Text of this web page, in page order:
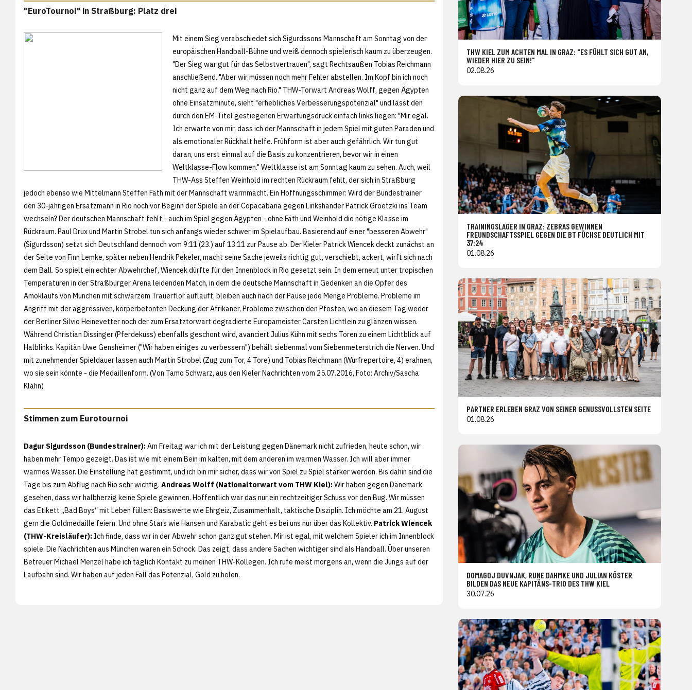
"EuroTournoi" in Straßburg: Platz drei
Mit einem Sieg verabschiedet sich Sigurdssons Mannschaft am Sonntag von der
europäischen Handball-Bühne und weiß dennoch spielerisch kaum zu überzeugen.
"Der Sieg war gut für das Selbstvertrauen", sagt Rechtsaußen Tobias Reichmann
anschließend. "Aber wir müssen noch mehr Fehler abstellen. Im Kopf bin ich noch
nicht ganz auf dem Weg nach Rio." THW-Torwart Andreas Wolff, gegen Ägypten
ohne Einsatzminute, sieht "erhebliches Verbesserungspotenzial" und lässt den
durch den EM-Titel gestiegenen Erwartungsdruck einfach links liegen: "Mir egal.
Ich erwarte von mir, dass ich der Mannschaft in jedem Spiel mit guten Paraden und
als emotionaler Rückhalt helfe. Frühform ist aber auch gefährlich. Wir tun gut
daran, uns erst einmal auf die Basis zu konzentrieren, bevor wir in einen
Weltklasse-Flow kommen." Weltklasse ist am Sonntag kaum zu sehen. Auch, weil
THW-Ass Steffen Weinhold im rechten Rückraum fehlt, der sich in Straßburg
jedoch ebenso wie Mittelmann Steffen Fäth mit der Mannschaft warmmacht. Ein Hoffnungsschimmer: Wird der Bundestrainer
den 30-jährigen Ersatzmann in Rio noch vor Beginn der Spiele an der Copacabana gegen Linkshänder Patrick Groetzki ins Team
wechseln? Der deutschen Mannschaft fehlt - auch im Spiel gegen Ägypten - ohne Fäth und Weinhold die nötige Klasse im
Rückraum. Paul Drux und Martin Strobel tun sich anfangs wieder schwer im Spielaufbau. Basierend auf einer "besseren Abwehr"
(Sigurdsson) setzt sich Deutschland dennoch vom 9:11 (23.) auf 13:11 zur Pause ab. Der Kieler Patrick Wiencek deckt zunächst an
der Seite von Finn Lemke, später neben Hendrik Pekeler, macht seine Sache jeweils richtig gut, verschiebt, ackert, wirft sich nach
dem Ball. So spielt ein echter Abwehrchef, Wiencek dürfte für den Innenblock in Rio gesetzt sein. In dem erneut unter tropischen
Temperaturen in der Straßburger Arena leidenden Match, in dem die deutsche Mannschaft in Gedenken an die Opfer des
Amoklaufs von München mit schwarzem Trauerflor aufläuft, bleiben auch nach der Pause jede Menge Probleme. Probleme im
Angriff mit der aggressiven, körperbetonten Deckung der Afrikaner, Probleme zwischen den Pfosten, wo an diesem Tag weder
der Berliner Silvio Heinevetter noch der zum Ersatztorwart degradierte Europameister Carsten Lichtlein zu glänzen wissen.
Während Christian Dissinger (Pferdekuss) ebenfalls geschont wird, avanciert Julius Kühn mit sechs Toren zu einem Lichtblick auf
Halblinks. Kapitän Uwe Gensheimer ("Wir haben einiges zu verbessern") behält siebenmal vom Siebenmeterstrich die Nerven. Und
mit zunehmender Spieldauer lassen auch Martin Strobel (Zug zum Tor, 4 Tore) und Tobias Reichmann (Wurfrepertoire, 4) erahnen,
wo sie sein könnte - die Medaillenform. (Von Tamo Schwarz, aus den Kieler Nachrichten vom 25.07.2016, Foto: Archiv/Sascha
Klahn)
Stimmen zum Eurotournoi
Dagur Sigurdsson (Bundestrainer):Am Freitag war ich mit der Leistung gegen Dänemark nicht zufrieden, heute schon, wir
haben mehr Tempo gezeigt. Das ist wie mit einem Bein im kalten, mit dem anderen im warmen Wasser. Ich will aber immer
warmes Wasser. Die Einstellung hat gestimmt, und ich bin mir sicher, dass wir von Spiel zu Spiel stärker werden. Bis dahin sind die
Tage bis zum Abflug nach Rio sehr wichtig. Andreas Wolff (Nationaltorwart vom THW Kiel):Wir haben gegen Dänemark
gesehen, dass wir halbherzig keine Spiele gewinnen. Hoffentlich war das nur ein rechtzeitiger Schuss vor den Bug. Wir müssen
das Etikett „Bad Boys“ mit Leben füllen: Basiswerte wie Ehrgeiz, Zusammenhalt, taktische Disziplin. Ich möchte am 21. August
gern die Goldmedaille feiern. Und ohne Stars wie Hansen und Karabatic geht es bei uns nur über das Kollektiv. Patrick Wiencek
(THW-Kreisläufer): Ich finde, dass wir in der Abwehr schon ganz gut stehen. Mir ist egal, mit welchem Spieler ich im Innenblock
spiele. Die Nachrichten aus München waren ein Schock. Das zeigt, dass andere Sachen wichtiger sind als Handball. Über unseren
Betreuer Michael Menzel habe ich täglich Kontakt zu meinen THW-Kollegen. Ich rufe meist morgens an, wenn die Jungs auf der
Laufbahn sind. Wir haben auf jeden Fall das Potenzial, Gold zu holen.
THW KIEL ZUM ACHTEN MAL IN GRAZ: "ES FÜHLT SICH GUT AN,
WIEDER HIER ZU SEIN!"
02.08.26
TRAININGSLAGER IN GRAZ: ZEBRAS GEWINNEN
FREUNDSCHAFTSSPIEL GEGEN DIE BT FÜCHSE DEUTLICH MIT
37:24
01.08.26
PARTNER ERLEBEN GRAZ VON SEINER GENUSSVOLLSTEN SEITE
01.08.26
DOMAGOJ DUVNJAK, RUNE DAHMKE UND JULIAN KÖSTER
BILDEN DAS NEUE KAPITÄNS-TRIO DES THW KIEL
30.07.26